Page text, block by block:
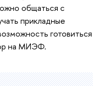
общаться с
прикладные
готовиться
на МИЭФ.